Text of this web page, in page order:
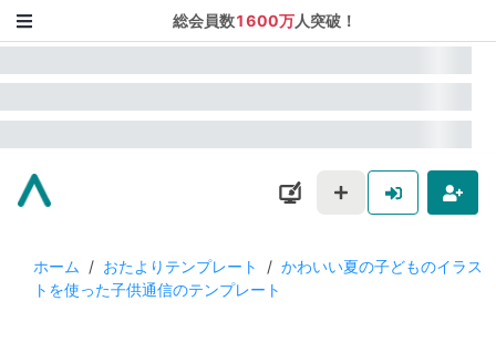
総会員数1600万人突破！
ホーム / おたよりテンプレート / かわいい夏の子どものイラス
トを使った子供通信のテンプレート